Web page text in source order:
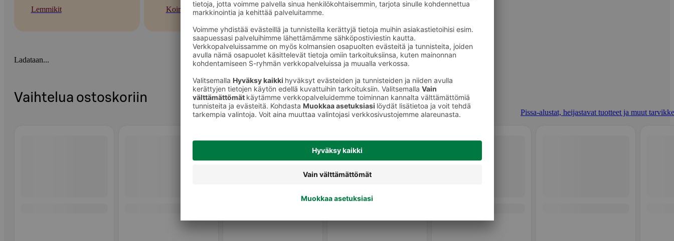
Lemmikit Koirat
Pissa-alustat, heijastavat tuotteet ja
muut tarvikkeet
Ladataan...
Vaihtelua ostoskoriin
Pissa-alustat, heijastavat tuotteet ja muut